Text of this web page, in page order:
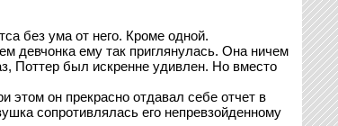
без ума от него. Кроме одной.
девчонка ему так приглянулась. Она ничем
Поттер был искренне удивлен. Но вместо
он прекрасно отдавал себе отчет в
сопротивлялась его непревзойденному